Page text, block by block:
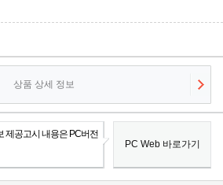
상품 상세 정보
제공고시 내용은 PC버전
PC Web 바로가기